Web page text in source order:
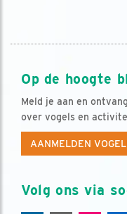
Op de hoogte
Meld je aan en
over vogels en
AANMELDEN
Volg ons via